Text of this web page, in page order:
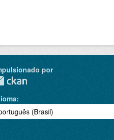
por